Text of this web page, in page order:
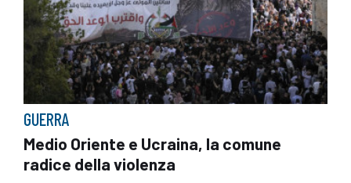
GUERRA
Medio Oriente e Ucraina, la comune
radice della violenza